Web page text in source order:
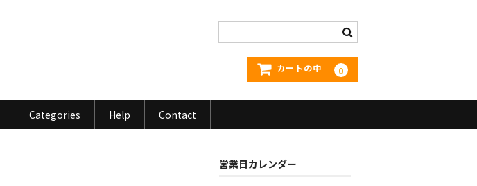
カートの中 0
Categories Help Contact
営業日カレンダー